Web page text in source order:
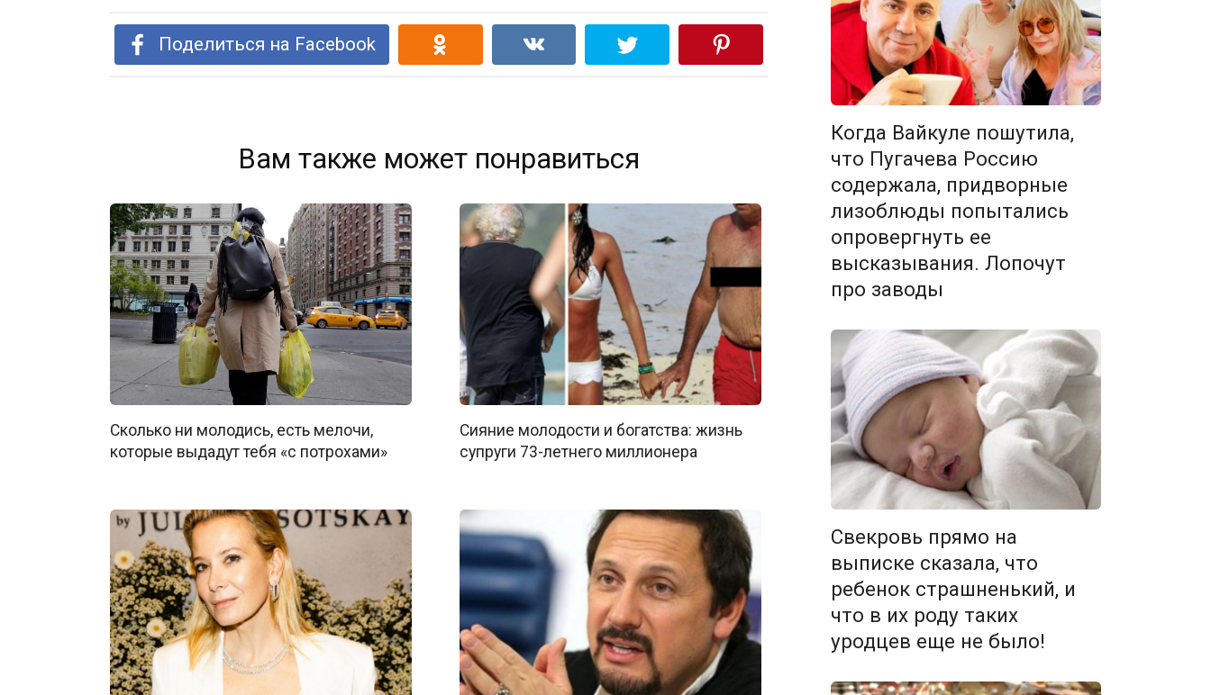
Поделиться на Facebook
Вам также может понравиться
Сколько ни молодись, есть мелочи,
которые выдадут тебя «с потрохами»
Сияние молодости и богатства: жизнь
супруги 73-летнего миллионера
Когда Вайкуле пошутила,
что Пугачева Россию
содержала, придворные
лизоблюды попытались
опровергнуть ее
высказывания. Лопочут
про заводы
Свекровь прямо на
выписке сказала, что
ребенок страшненький, и
что в их роду таких
уродцев еще не было!